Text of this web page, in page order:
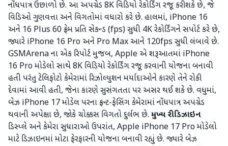
નોંધપાત્ર ઉછાળો છે. આ અપગ્રેડ 8K વિડિયો રેકોર્ડિંગ રજૂ કરી શકે છે, જે
વિડિઓ ગુણવત્તા અને વિગતોમાં વધારો કરે છે. હાલમાં, iPhone 16
અને 16 Plus 60 ફ્રેમ પ્રતિ સેકન્ડ (fps) સુધી 4K રેકોર્ડિંગને સપોર્ટ કરે છે,
જ્યારે iPhone 16 Pro અને Pro Max આને 120fps સુધી લંબાવે છે.
GSMArena ના એક રિપોર્ટ મુજબ, Apple એ શરૂઆતમાં iPhone
16 Pro મોડેલો સાથે 8K વિડિયો રેકોર્ડિંગ રજૂ કરવાની યોજના બનાવી
હતી પરંતુ ટેલિફોટો કેમેરામાં રિઝોલ્યુશન મર્યાદાઓને કારણે તેને રોકી
દેવામાં આવી હતી, જેના કારણે સુસંગતતા પર અસર થઈ શકે છે. વધુમાં,
બેઝ iPhone 17 મોડેલ પરના ફ્રન્ટ-ફેસિંગ કેમેરામાં નોંધપાત્ર અપગ્રેડ
થવાની અપેક્ષા છે, જોકે ચોક્કસ વિગતો દુર્લભ છે. મુખ્ય રીડિઝાઇન
ડિસ્પ્લે અને કેમેરા સુધારાઓ ઉપરાંત, Apple iPhone 17 Pro મોડેલો
માટે ડિઝાઇનમાં મોટા ફેરફારની યોજના બનાવી રહ્યું છે. જ્યારે બેઝ